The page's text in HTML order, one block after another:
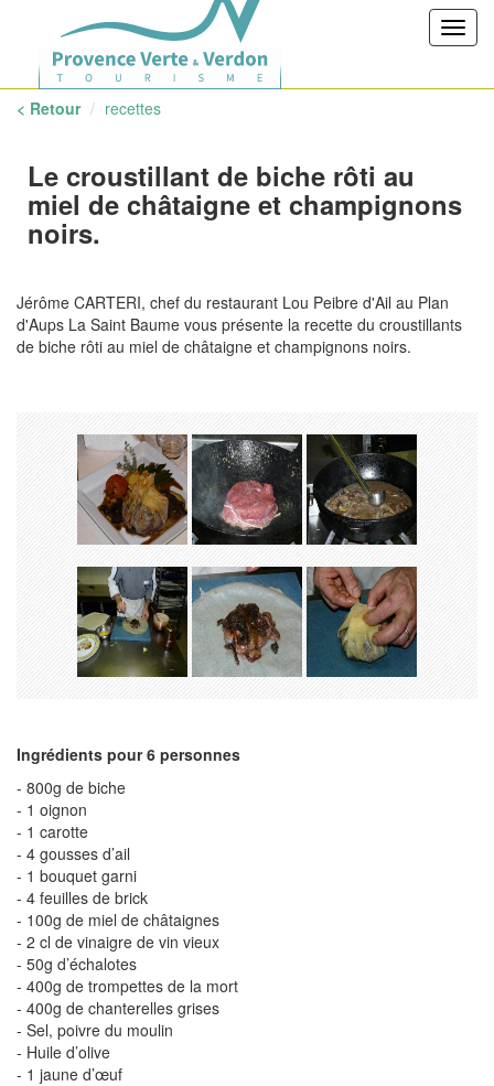
< Retour recettes
Le croustillant de biche rôti au
miel de châtaigne et champignons
noirs.
Jérôme CARTERI, chef du restaurant Lou Peibre d'Ail au Plan
d'Aups La Saint Baume vous présente la recette du croustillants
de biche rôti au miel de châtaigne et champignons noirs.
Ingrédients pour 6 personnes
- 800g de biche
- 1 oignon
- 1 carotte
- 4 gousses d’ail
- 1 bouquet garni
- 4 feuilles de brick
- 100g de miel de châtaignes
- 2 cl de vinaigre de vin vieux
- 50g d’échalotes
- 400g de trompettes de la mort
- 400g de chanterelles grises
- Sel, poivre du moulin
- Huile d’olive
- 1 jaune d’œuf